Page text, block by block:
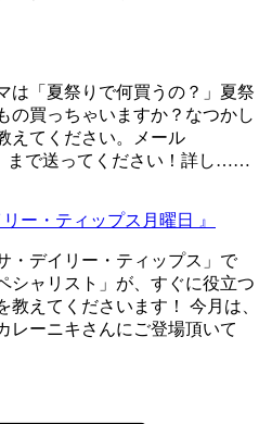
は「夏祭りで何買うの？」夏祭
の買っちゃいますか？なつかし
えてください。メール
まで送ってください！詳し……
ー・ティップス月曜日 』
・デイリー・ティップス」で
シャリスト」が、すぐに役立つ
教えてくださいます！ 今月は、
レーニキさんにご登場頂いて